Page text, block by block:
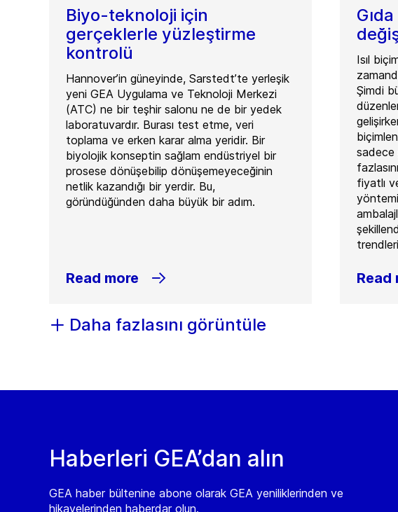
Biyo-teknoloji için
gerçeklerle yüzleştirme
kontrolü
Hannover’in güneyinde, Sarstedt’te yerleşik
yeni GEA Uygulama ve Teknoloji Merkezi
(ATC) ne bir teşhir salonu ne de bir yedek
laboratuvardır. Burası test etme, veri
toplama ve erken karar alma yeridir. Bir
biyolojik konseptin sağlam endüstriyel bir
prosese dönüşebilip dönüşemeyeceğinin
netlik kazandığı bir yerdir. Bu,
göründüğünden daha büyük bir adım.
Read more
Isıl
Şimdi
sadece
fiyatlı
Read
Daha fazlasını görüntüle
Haberleri GEA’dan alın
GEA haber bültenine abone olarak GEA yeniliklerinden ve
hikayelerinden haberdar olun.